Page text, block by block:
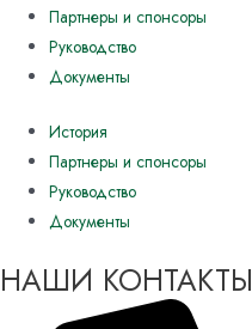
Партнеры и спонсоры
Руководство
Документы
История
Партнеры и спонсоры
Руководство
Документы
НАШИ КОНТАКТЫ